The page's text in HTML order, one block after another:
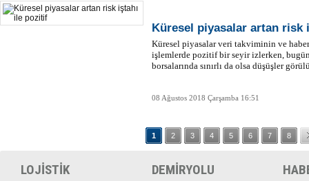
Küresel piyasalar artan risk
Küresel piyasalar veri takviminin ve
işlemlerde pozitif bir seyir izlerken,
borsalarında sınırlı da olsa düşüşler
08 Ağustos 2018 Çarşamba 16:51
1 2 3 4 5 6 7 8
LOJİSTİK DEMİRYOLU